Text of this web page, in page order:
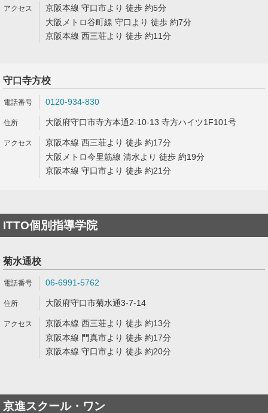
京阪本線 守口市より 徒歩 約5分
大阪メトロ谷町線 守口より 徒歩 約7分
京阪本線 西三荘より 徒歩 約11分
守口寺方校
0120-934-830
大阪府守口市寺方本通2-10-13 寺方ハイツ1F101号
京阪本線 西三荘より 徒歩 約17分
大阪メトロ今里筋線 清水より 徒歩 約19分
京阪本線 守口市より 徒歩 約21分
ITTO個別指導学院
菊水通校
06-6991-5762
大阪府守口市菊水通3-7-14
京阪本線 西三荘より 徒歩 約13分
京阪本線 門真市より 徒歩 約17分
京阪本線 守口市より 徒歩 約20分
京進スクール・ワン